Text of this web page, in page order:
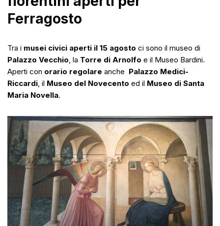
Ferragosto
Tra i musei civici aperti il 15 agosto ci sono il museo di
Palazzo Vecchio, la Torre di Arnolfo e il Museo Bardini.
Aperti con orario regolare anche Palazzo Medici-
Riccardi, il Museo del Novecento ed il Museo di Santa
Maria Novella.